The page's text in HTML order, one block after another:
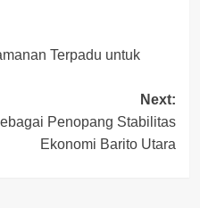
Terpadu untuk
Next:
Penopang Stabilitas
Ekonomi Barito Utara